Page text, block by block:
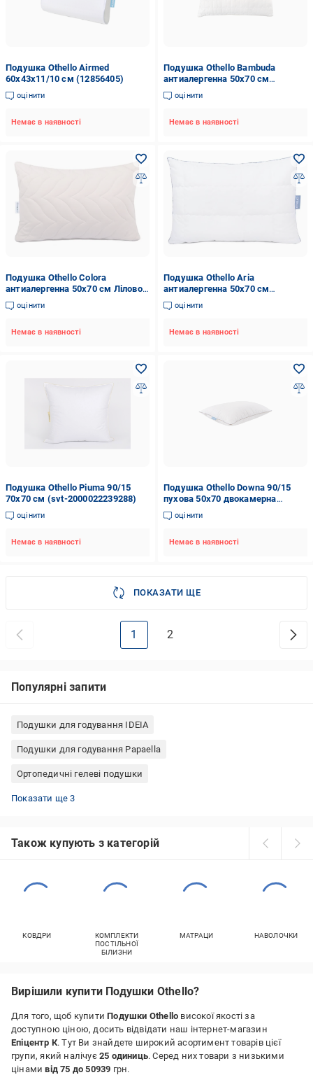
Подушка Othello Airmed
60х43х11/10 см (12856405)
оцінити
Немає в наявності
Подушка Othello Bambuda
антиалергенна 50x70 см
(2000008477055)
оцінити
Немає в наявності
Подушка Othello Colora
антиалергенна 50x70 см Лілово-
кремовий (2000022279529)
оцінити
Немає в наявності
Подушка Othello Aria
антиалергенна 50x70 см
(2000022279551)
оцінити
Немає в наявності
Подушка Othello Piuma 90/15
70х70 см (svt-2000022239288)
оцінити
Немає в наявності
Подушка Othello Downa 90/15
пухова 50х70 двокамерна
(18991)
оцінити
Немає в наявності
ПОКАЗАТИ ЩЕ
1 2
Популярні запити
Подушки для годування IDEIA
Подушки для годування Papaella
Ортопедичні гелеві подушки
Ортопедична подушки для годування
Подушка дорожня Luna
Ортопедичні подушки Songer und Sohne
Показати ще 3
Також купують з категорій
КОВДРИ
КОМПЛЕКТИ
ПОСТІЛЬНОЇ
БІЛИЗНИ
МАТРАЦИ НАВОЛОЧКИ
Вирішили купити Подушки Othello?
Для того, щоб купитиПодушки Othello високої якості за
доступною ціною, досить відвідати наш інтернет-магазин
Епіцентр К. Тут Ви знайдете широкий асортимент товарів цієї
групи, який налічує 25 одиниць. Серед них товари з низькими
цінамивід 75 до 50939 грн.